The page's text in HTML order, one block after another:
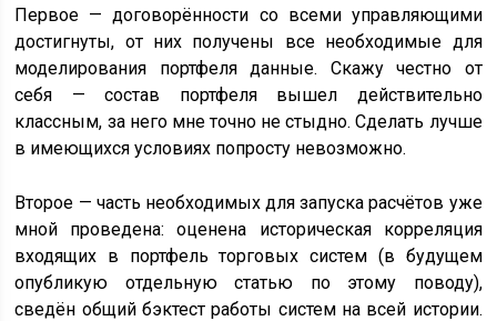
Первое — договорённости со всеми управляющими
достигнуты, от них получены все необходимые для
моделирования портфеля данные. Скажу честно от
себя — состав портфеля вышел действительно
классным, за него мне точно не стыдно. Сделать лучше
в имеющихся условиях попросту невозможно.
Второе — часть необходимых для запуска расчётов уже
мной проведена: оценена историческая корреляция
входящих в портфель торговых систем (в будущем
опубликую отдельную статью по этому поводу),
сведён общий бэктест работы систем на всей истории.